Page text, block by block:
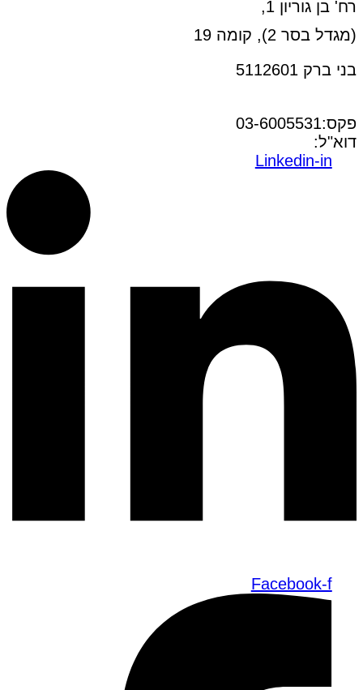
רח' בן גוריון 1,
(מגדל בסר 2), קומה 19
בני ברק 5112601
פקס:03-6005531
דוא"ל:
Linkedin-in
Facebook-f